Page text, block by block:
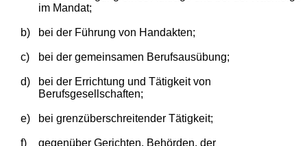
im Mandat;
b) bei der Führung von Handakten;
c) bei der gemeinsamen Berufsausübung;
d)
bei der Errichtung und Tätigkeit von
Berufsgesellschaften;
e) bei grenzüberschreitender Tätigkeit;
f)
gegenüber Gerichten, Behörden, der